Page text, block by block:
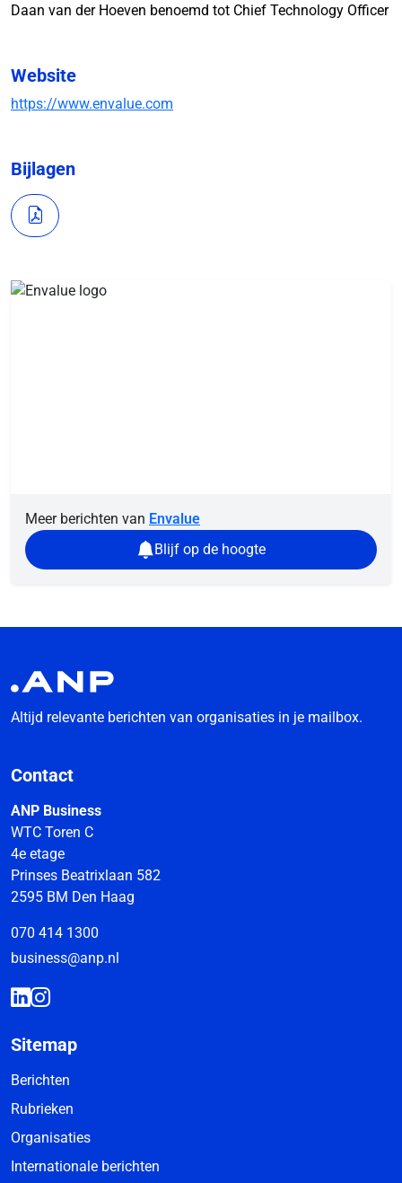
Daan van der Hoeven benoemd tot Chief Technology Officer
Website
https://www.envalue.com
Bijlagen
Meer berichten van Envalue
Blijf op de hoogte
Altijd relevante berichten van organisaties in je mailbox.
Contact
ANP Business
WTC Toren C
4e etage
Prinses Beatrixlaan 582
2595 BM Den Haag
070 414 1300
business@anp.nl
Sitemap
Berichten
Rubrieken
Organisaties
Internationale berichten